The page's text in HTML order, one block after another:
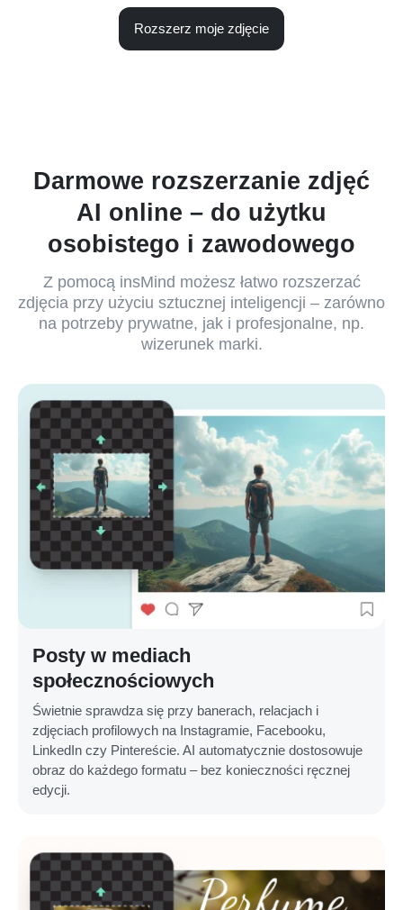
Rozszerz moje zdjęcie
Darmowe rozszerzanie zdjęć
AI online – do użytku
osobistego i zawodowego
Z pomocą insMind możesz łatwo rozszerzać
zdjęcia przy użyciu sztucznej inteligencji – zarówno
na potrzeby prywatne, jak i profesjonalne, np.
wizerunek marki.
Posty w mediach
społecznościowych
Świetnie sprawdza się przy banerach, relacjach i
zdjęciach profilowych na Instagramie, Facebooku,
LinkedIn czy Pintereście. AI automatycznie dostosowuje
obraz do każdego formatu – bez konieczności ręcznej
edycji.